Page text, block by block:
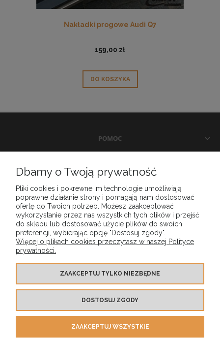
Nakładki progowe Audi Q7
159,00 zł
DO KOSZYKA
POMOC
DOSTAWA I PŁATNOŚCI
MOJE KONTO
GWARANCJA I ZWROTY
Dbamy o Twoją prywatność
Pliki cookies i pokrewne im technologie umożliwiają
poprawne działanie strony i pomagają nam dostosować
ofertę do Twoich potrzeb. Możesz zaakceptować
wykorzystanie przez nas wszystkich tych plików i przejść
do sklepu lub dostosować użycie plików do swoich
preferencji, wybierając opcję "Dostosuj zgody".
Więcej o plikach cookies przeczytasz w naszej Polityce
prywatności.
ZAAKCEPTUJ TYLKO NIEZBĘDNE
DOSTOSUJ ZGODY
ZAAKCEPTUJ WSZYSTKIE